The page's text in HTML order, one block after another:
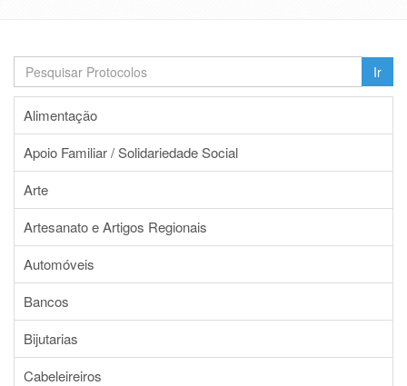
Ir
Alimentação
Apoio Familiar / Solidariedade Social
Arte
Artesanato e Artigos Regionais
Automóveis
Bancos
Bijutarias
Cabeleireiros